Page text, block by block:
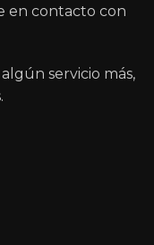
en contacto con
servicio más,